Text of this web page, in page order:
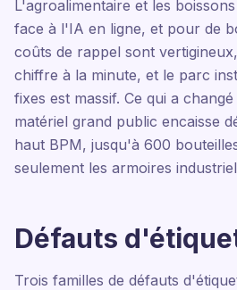
L'agroalimentaire et les
face à l'IA en ligne, et pour de
coûts de rappel sont
chiffre à la minute, et le parc
fixes est massif. Ce qui a
matériel grand public encaisse
haut BPM, jusqu'à 600
seulement les armoires
Défauts
Trois familles de défauts